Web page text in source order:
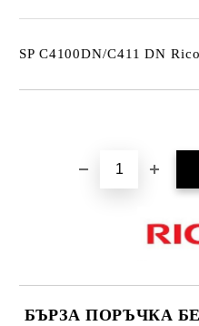
SP C4100DN/C411 DN
БЪРЗА ПОРЪЧКА